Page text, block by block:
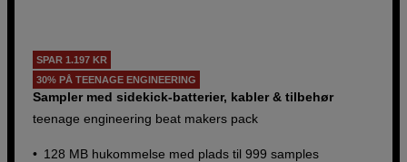
SPAR 1.197 KR
30% PÅ TEENAGE ENGINEERING
Sampler med sidekick-batterier, kabler & tilbehør
teenage engineering beat makers pack
128 MB hukommelse med plads til 999 samples